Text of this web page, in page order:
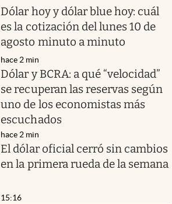
Dólar hoy y dólar blue hoy: cuál
es la cotización del lunes 10 de
agosto minuto a minuto
hace 2 min
Dólar y BCRA: a qué “velocidad”
se recuperan las reservas según
uno de los economistas más
escuchados
hace 2 min
El dólar oficial cerró sin cambios
en la primera rueda de la semana
15:16